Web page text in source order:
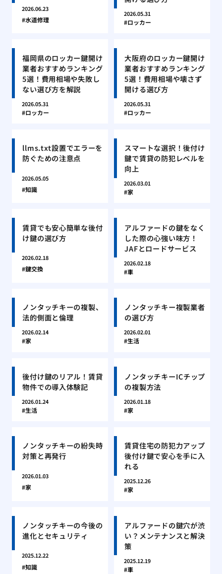
2026.06.23
水道修理
2026.05.31
ロッカー
福岡県のロッカー鍵開け
業者おすすめランキング
5選！費用相場や失敗し
ない選び方を解説
2026.05.31
ロッカー
大阪府のロッカー鍵開け
業者おすすめランキング
5選！費用相場や壊さず
開ける選び方
2026.05.31
ロッカー
llms.txt設置でエラーを
防ぐための注意点
2026.05.05
知識
スマートな選択！後付け
鍵で賃貸の防犯レベルを
向上
2026.03.01
家
賃貸でも安心簡単な後付
け鍵の選び方
2026.02.18
鍵交換
アルファードの鍵をなく
した際の心強い味方！
JAFとロードサービス
2026.02.18
車
ノンタッチキーの複製、
法的側面と倫理
2026.02.14
家
ノンタッチキー複製業者
の選び方
2026.02.01
生活
後付け鍵のリアル！賃貸
物件での導入体験記
2026.01.24
生活
ノンタッチキーICチップ
の複製方法
2026.01.18
家
ノンタッチキーの紛失時
対策と再発行
2026.01.03
家
賃貸住宅の防犯力アップ
後付け鍵で安心を手に入
れる
2025.12.26
家
ノンタッチキーの今後の
進化とセキュリティ
2025.12.22
知識
アルファードの鍵穴が渋
い？メンテナンスと解決
策
2025.12.19
車